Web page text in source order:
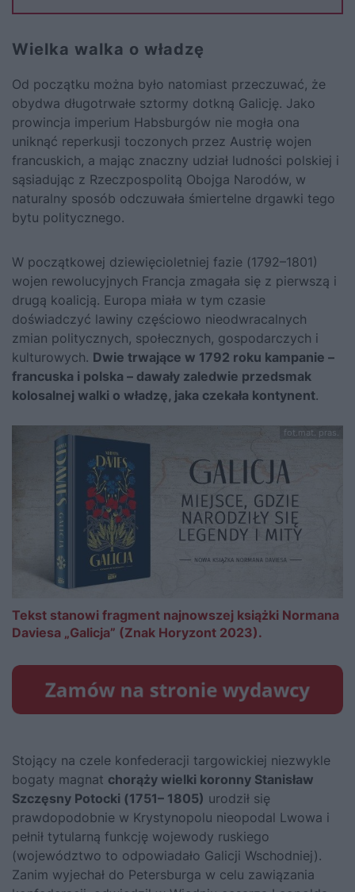
Wielka walka o władzę
Od początku można było natomiast przeczuwać, że
obydwa długotrwałe sztormy dotkną Galicję. Jako
prowincja imperium Habsburgów nie mogła ona
uniknąć reperkusji toczonych przez Austrię wojen
francuskich, a mając znaczny udział ludności polskiej i
sąsiadując z Rzeczpospolitą Obojga Narodów, w
naturalny sposób odczuwała śmiertelne drgawki tego
bytu politycznego.
W początkowej dziewięcioletniej fazie (1792–1801)
wojen rewolucyjnych Francja zmagała się z pierwszą i
drugą koalicją. Europa miała w tym czasie
doświadczyć lawiny częściowo nieodwracalnych
zmian politycznych, społecznych, gospodarczych i
kulturowych. Dwie trwające w 1792 roku kampanie –
francuska i polska – dawały zaledwie przedsmak
kolosalnej walki o władzę, jaka czekała kontynent.
fot.mat. pras.
Tekst stanowi fragment najnowszej książki Normana
Daviesa „Galicja” (Znak Horyzont 2023).
Stojący na czele konfederacji targowickiej niezwykle
bogaty magnat chorąży wielki koronny Stanisław
Szczęsny Potocki (1751– 1805) urodził się
prawdopodobnie w Krystynopolu nieopodal Lwowa i
pełnił tytularną funkcję wojewody ruskiego
(województwo to odpowiadało Galicji Wschodniej).
Zanim wyjechał do Petersburga w celu zawiązania